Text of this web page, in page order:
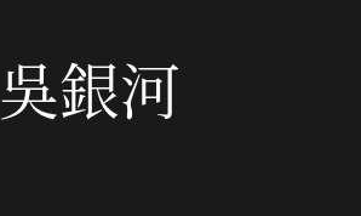
吳銀河